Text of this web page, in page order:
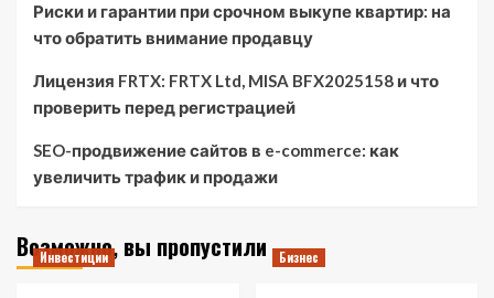
Риски и гарантии при срочном выкупе квартир: на
что обратить внимание продавцу
Лицензия FRTX: FRTX Ltd, MISA BFX2025158 и что
проверить перед регистрацией
SEO-продвижение сайтов в e-commerce: как
увеличить трафик и продажи
Возможно, вы пропустили
Инвестиции Бизнес